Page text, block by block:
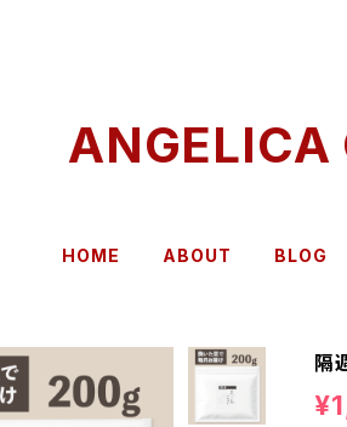
ANGELICA
HOME ABOUT BLOG
隔